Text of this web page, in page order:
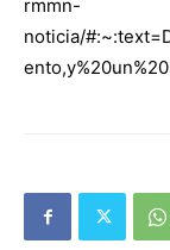
rmmn-
noticia/
ento,y%20un%20